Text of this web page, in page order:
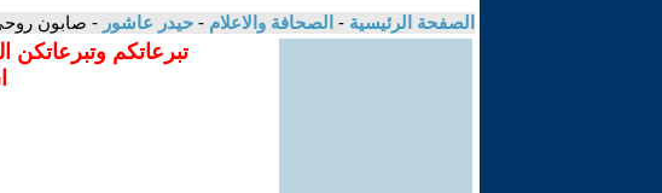
الصفحة الرئيسية - الصحافة والاعلام - حيدر عاشور - صابون
تبرعاتكم وتبرعاتكن